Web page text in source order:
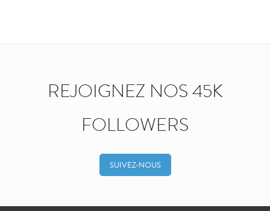
REJOIGNEZ NOS 45K
FOLLOWERS
SUIVEZ-NOUS